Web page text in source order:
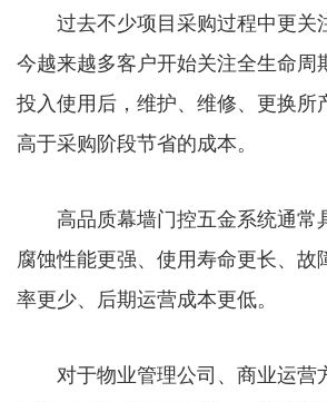
过去不少项目采购过程中更关
今越来越多客户开始关注全生命周
投入使用后，维护、维修、更换所
高于采购阶段节省的成本。
高品质幕墙门控五金系统通常
腐蚀性能更强、使用寿命更长、故
率更少、后期运营成本更低。
对于物业管理公司、商业运营